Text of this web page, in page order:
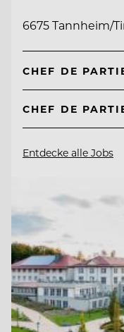
6675 Tannheim/
CHEF DE
CHEF DE
Entdecke alle Jobs